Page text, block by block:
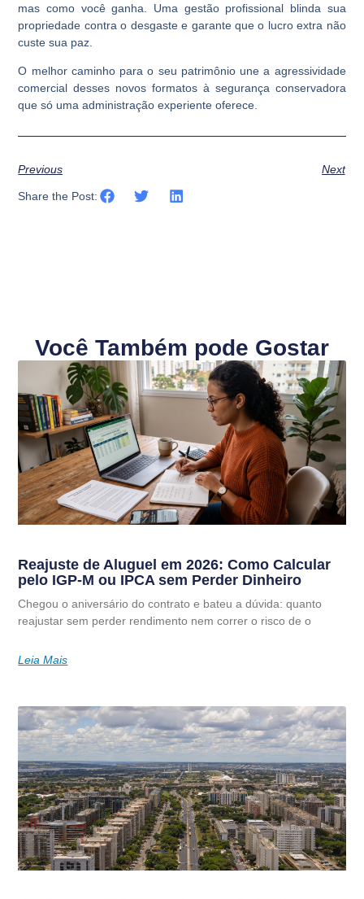
mas como você ganha. Uma gestão profissional blinda sua
propriedade contra o desgaste e garante que o lucro extra não
custe sua paz.
O melhor caminho para o seu patrimônio une a agressividade
comercial desses novos formatos à segurança conservadora
que só uma administração experiente oferece.
Previous Next
Share the Post:
Você Também pode Gostar
Reajuste de Aluguel em 2026: Como Calcular
pelo IGP-M ou IPCA sem Perder Dinheiro
Chegou o aniversário do contrato e bateu a dúvida: quanto
reajustar sem perder rendimento nem correr o risco de o
Leia Mais